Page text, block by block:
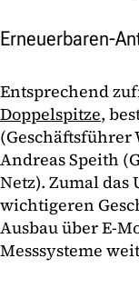
Erneuerbaren-
Entsprechend
Doppelspitze,
(Geschäftsführer
Andreas Speith
Netz). Zumal
wichtigeren
Ausbau über E-
Messsysteme